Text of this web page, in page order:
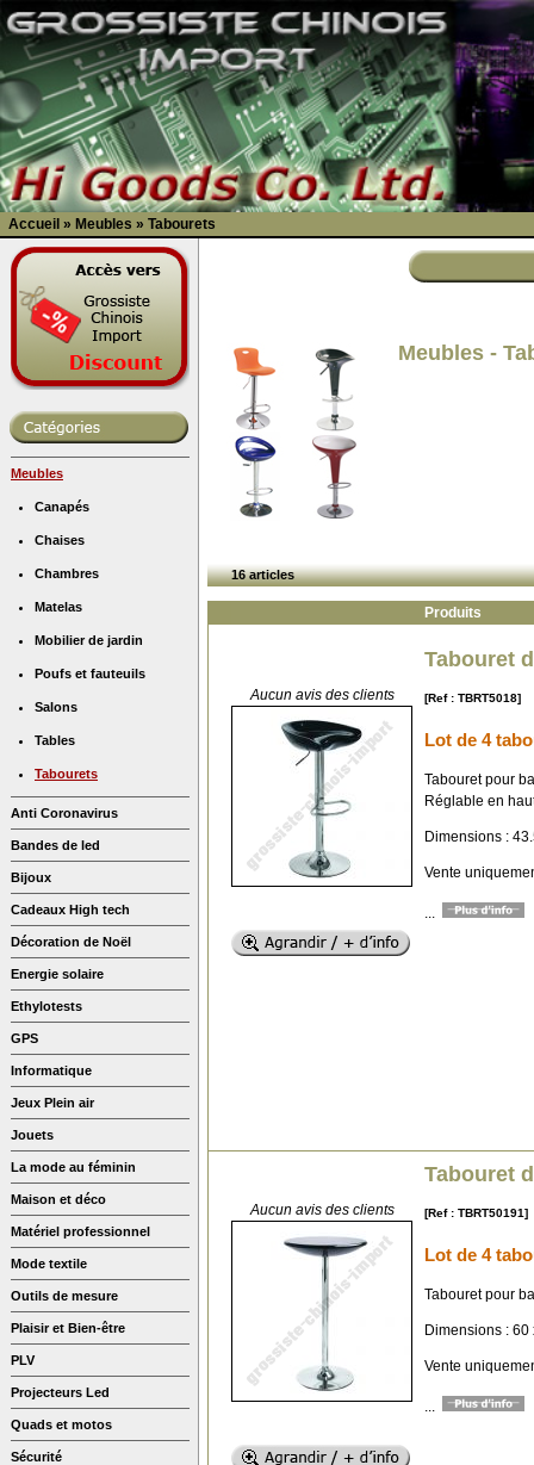
Accueil » Meubles » Tabourets
Meubles
Canapés
Chaises
Chambres
Matelas
Mobilier de jardin
Poufs et fauteuils
Salons
Tables
Tabourets
Anti Coronavirus
Bandes de led
Bijoux
Cadeaux High tech
Décoration de Noël
Energie solaire
Ethylotests
GPS
Informatique
Jeux Plein air
Jouets
La mode au féminin
Maison et déco
Matériel professionnel
Mode textile
Outils de mesure
Plaisir et Bien-être
PLV
Projecteurs Led
Quads et motos
Sécurité
Meubles -
16 articles
Produits
Aucun avis des clients
Tabouret
[Ref : TBRT5018]
Lot de 4
Tabouret pour
Réglable en
Dimensions :
Vente
Aucun avis des clients
Tabouret
[Ref : TBRT50191]
Lot de 4
Tabouret pour
Dimensions : 60
Vente